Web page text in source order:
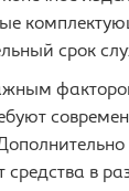
срок
в